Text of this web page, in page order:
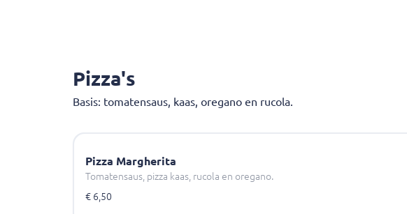
Pizza's
Basis: tomatensaus, kaas, oregano en rucola.
Pizza Margherita
Tomatensaus, pizza kaas, rucola en oregano.
€ 6,50